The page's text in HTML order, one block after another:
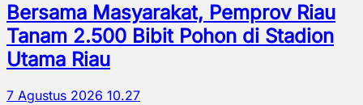
Bersama Masyarakat, Pemprov Riau
Tanam 2.500 Bibit Pohon di Stadion
Utama Riau
7 Agustus 2026 10.27